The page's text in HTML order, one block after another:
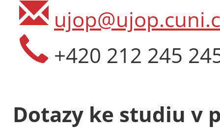
+420 212 245
Dotazy ke studiu v